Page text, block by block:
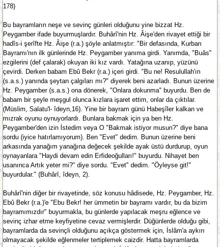
178)
Bu bayramların neşe ve sevinç günleri olduğunu yine bizzat Hz.
Peygamber ifade buyurmuşlardır. Buhârî'nin Hz. Âişe'den rivayet ettiği bir
hadîs-i şerîfte Hz. Âişe (r.a.) şöyle anlatmıştır: "Bir defasında, Kurban
Bayramı'nın ilk günlerinde Hz. Peygamber yanıma girdi. Yanımda, "Buâs"
ezgilerini (def çalarak) okuyan iki kız vardı. Yatağına uzanıp, yüzünü
çevirdi. Derken babam Ebû Bekr (r.a.) içeri girdi. "Bu ne! Resulullah'ın
(s.a.s.) yanında şeytan çalgıları mı?" diyerek beni azarladı. Bunun üzerine
Hz. Peygamber (s.a.s.) ona dönerek, "Onlara dokunma" buyurdu. Ben de
babam bir şeyle meşgul olunca kızlara işaret ettim, onlar da çıktılar.
(Müslim, Salatu'l- îdeyn,16). Yine bir bayram günü Habeşîler kalkan ve
mızrak oyunu oynuyorlardı. Bunlara bakmak için ya ben Hz.
Peygamber'den izin İstedim veya O "Bakmak istiyor musun?" diye bana
sordu (iyice hatırlamıyorum). Ben "Evet" dedim. Bunun üzerine beni
arkasında yanağım yanağına değecek şekilde ayak üstü durdurup, oyun
oynayanlara "Haydi devam edin Erfideoğulları!" buyurdu. Nihayet ben
usanınca Artık yeter mi?" diye sordu. "Evet" dedim. "Öyleyse git!"
buyurdular." (Buhârî, îdeyn, 2).
Buhârî'nin diğer bir rivayetinde, söz konusu hâdisede, Hz. Peygamber, Hz.
Ebû Bekr (r.a.)'e "Ebu Bekr! her ümmetin bir bayramı vardır, bu da bizim
bayramımızdır" buyurmakla, bu günlerde yapılacak meşru eğlence ve
sevinç izhar etme keyfiyetine cevaz vermişlerdir. Düğünlerde olduğu gibi,
bayramlarda da sevinçli olduğunu açıkça göstermek için, İslâm'a aykırı
olmayacak şekilde eğlenmeler tertiplemek caizdir. Hatta bayramlarda